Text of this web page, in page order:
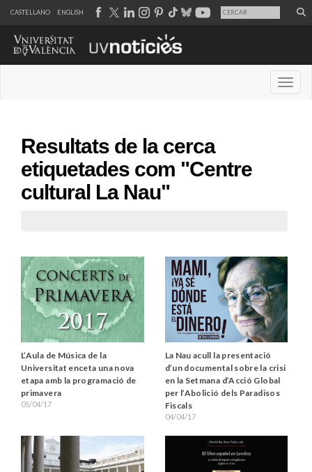
CASTELLANO ENGLISH
Resultats de la cerca
etiquetades com "Centre
cultural La Nau"
L’Aula de Música de la
Universitat enceta una nova
etapa amb la programació de
primavera
05/04/17
La Nau acull la presentació
d’un documental sobre la crisi
en la Setmana d’Acció Global
per l’Abolició dels Paradisos
Fiscals
04/04/17